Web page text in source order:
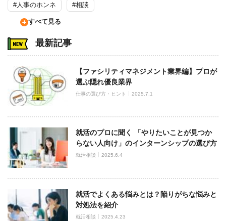
#人事のホンネ #相談
すべて見る
最新記事
【ファシリティマネジメント業界編】プロが
選ぶ隠れ優良業界
仕事の選び方・ヒント 2025.7.1
就活のプロに聞く 「やりたいことが見つか
らない人向け」のインターンシップの選び方
就活相談 2025.6.4
就活でよくある悩みとは？陥りがちな悩みと
対処法を紹介
就活相談 2025.4.23